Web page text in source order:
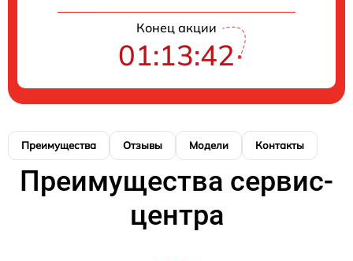
Конец акции
01:13:42
Преимущества Отзывы Модели Контакты
Преимущества сервис-
центра